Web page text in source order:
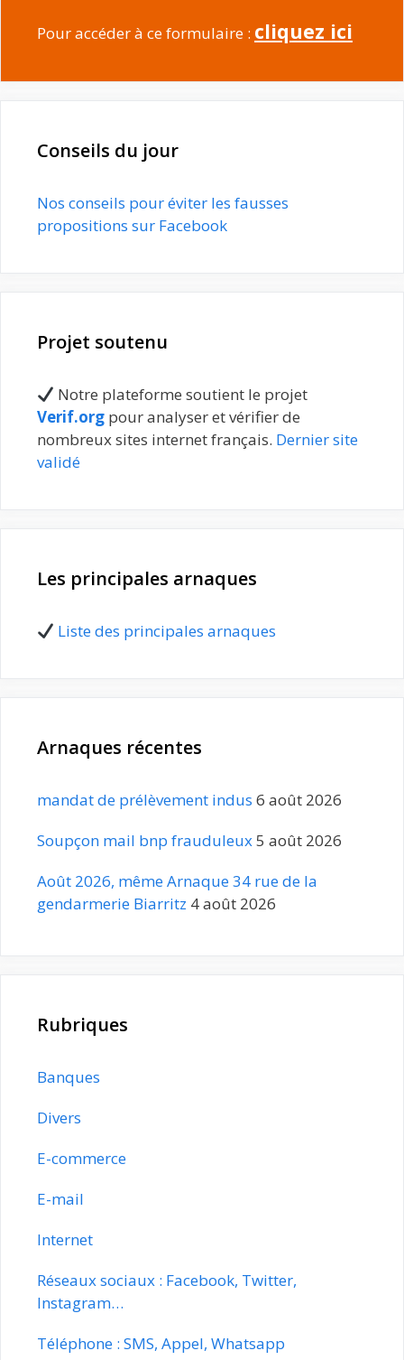
Pour accéder à ce formulaire : cliquez ici
Conseils du jour
Nos conseils pour éviter les fausses
propositions sur Facebook
Projet soutenu
Notre plateforme soutient le projet
Verif.org pour analyser et vérifier de
nombreux sites internet français. Dernier site
validé
Les principales arnaques
Liste des principales arnaques
Arnaques récentes
mandat de prélèvement indus 6 août 2026
Soupçon mail bnp frauduleux5 août 2026
Août 2026, même Arnaque 34 rue de la
gendarmerie Biarritz 4 août 2026
Rubriques
Banques
Divers
E-commerce
E-mail
Internet
Réseaux sociaux : Facebook, Twitter,
Instagram…
Téléphone : SMS, Appel, Whatsapp